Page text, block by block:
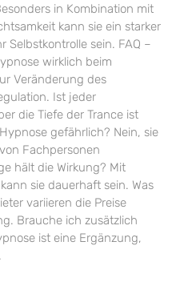
in Kombination mit
kann sie ein starker
Selbstkontrolle sein. FAQ –
wirklich beim
Veränderung des
Ist jeder
die Tiefe der Trance ist
gefährlich? Nein, sie
Fachpersonen
hält die Wirkung? Mit
sie dauerhaft sein. Was
variieren die Preise
Brauche ich zusätzlich
ist eine Ergänzung,